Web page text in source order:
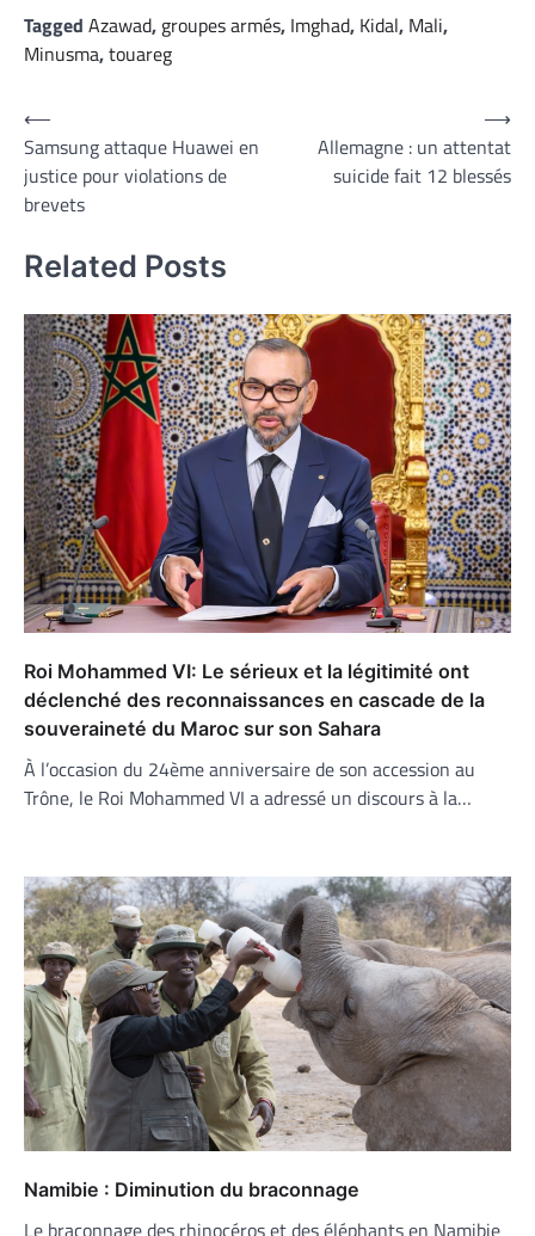
Tagged Azawad, groupes armés, Imghad, Kidal, Mali,
Minusma,touareg
Navigation
de
l’article
⟵
Samsung attaque Huawei en
justice pour violations de
brevets
Allemagne : un attentat
suicide fait 12 blessés
⟶
Related Posts
Roi Mohammed VI: Le sérieux et la légitimité ont
déclenché des reconnaissances en cascade de la
souveraineté du Maroc sur son Sahara
À l’occasion du 24ème anniversaire de son accession au
Trône, le Roi Mohammed VI a adressé un discours à la…
Namibie : Diminution du braconnage
Le braconnage des rhinocéros et des éléphants en Namibie